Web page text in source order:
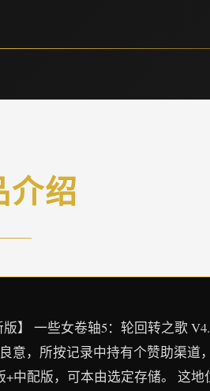
绍
】 一些女卷轴5：轮回转之歌
意，所按记录中持有个赞助渠道
中配版，可本由选定存储。 这